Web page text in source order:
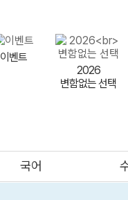
이벤트
2026
변함없는 선택
국어